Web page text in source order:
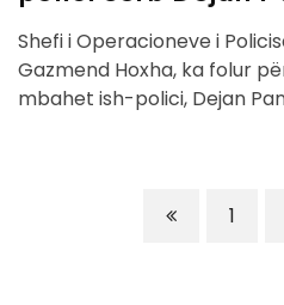
Shefi i Operacioneve i
Gazmend Hoxha, ka folur
mbahet ish-polici, Dejan
1